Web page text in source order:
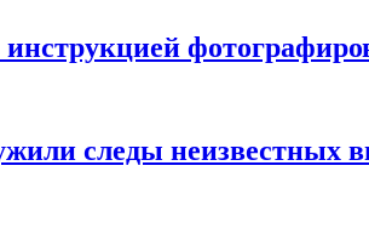
следы неизвестных